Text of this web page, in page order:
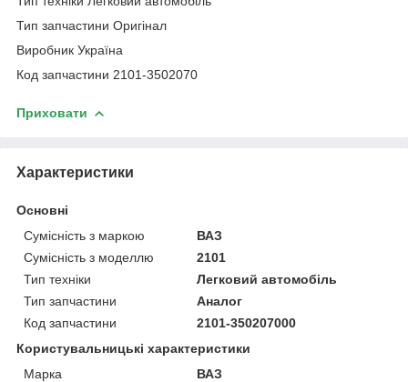
Тип запчастини Оригінал
Виробник Україна
Код запчастини 2101-3502070
Приховати
Характеристики
Основні
Сумісність з маркою
ВАЗ
Сумісність з моделлю
2101
Тип техніки
Легковий автомобіль
Тип запчастини
Аналог
Код запчастини
2101-350207000
Користувальницькі характеристики
Марка
ВАЗ